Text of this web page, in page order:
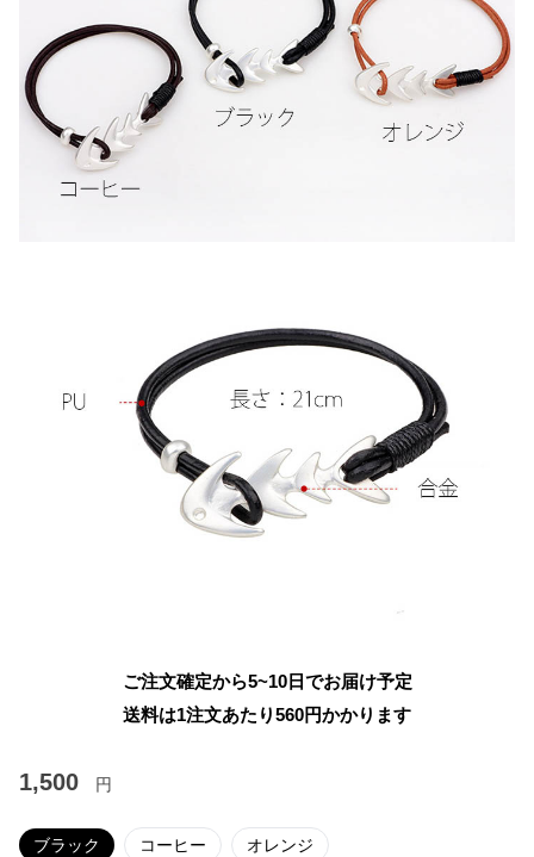
ご注文確定から5~10日でお届け予定
送料は1注文あたり560円かかります
1,500 円
ブラック コーヒー オレンジ